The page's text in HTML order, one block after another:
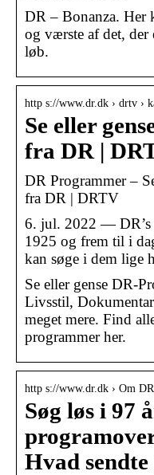
DR – Bonanza. Her
og værste af det, der
løb.
http s://www.dr.dk › drtv ›
Se eller
fra DR |
DR Programmer –
fra DR | DRTV
6. jul. 2022 — DR’s
1925 og frem til i
kan søge i dem lige
Se eller gense DR-
Livsstil,
meget mere. Find
programmer her.
http s://www.dr.dk › Om
Søg løs i 97
Hvad